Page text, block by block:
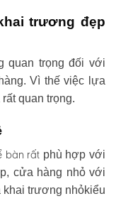
trương đẹp
quan trọng đối với
Vì thế việc lựa
quan trọng.
bàn rất phù hợp với
cửa hàng nhỏ với
trương nhỏkiểu